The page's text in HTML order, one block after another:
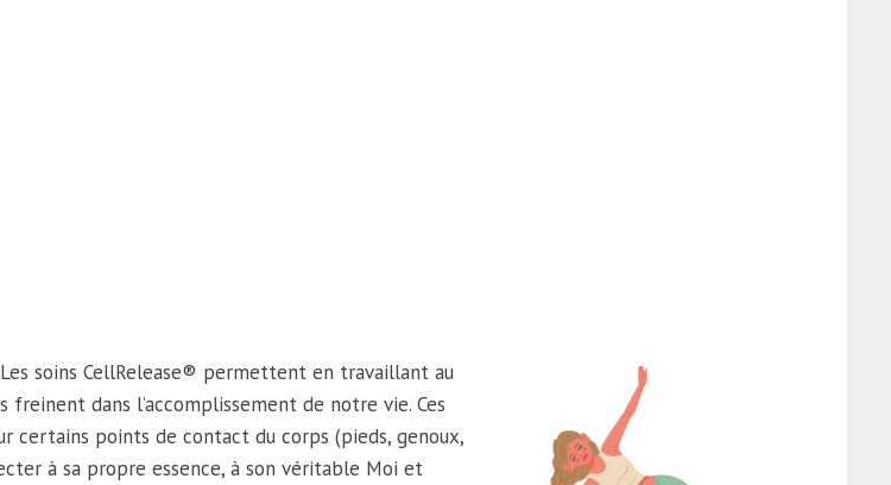
soins CellRelease® permettent en travaillant au
dans l’accomplissement de notre vie. Ces
certains points de contact du corps (pieds, genoux,
à sa propre essence, à son véritable Moi et